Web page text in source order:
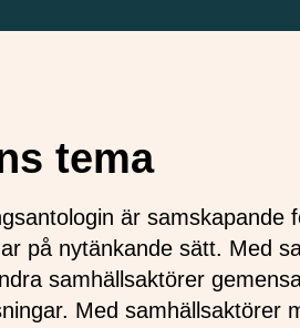
tema
är samskapande
på nytänkande sätt. Med
samhällsaktörer
Med samhällsaktörer